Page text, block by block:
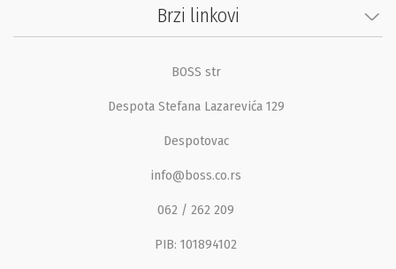
Brzi linkovi
BOSS str
Despota Stefana Lazarevića 129
Despotovac
info@boss.co.rs
062 / 262 209
PIB: 101894102